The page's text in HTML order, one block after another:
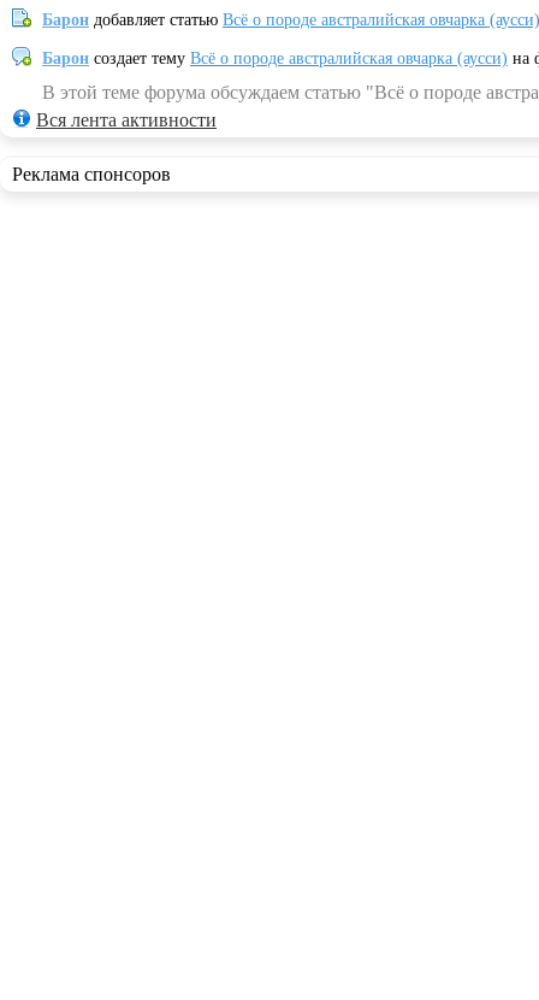
Барон добавляет статью Всё о породе австралийская овчарка (аусси)
Барон создает тему Всё о породе австралийская овчарка (аусси) на
В этой теме форума обсуждаем статью "Всё о породе
Вся лента активности
Реклама спонсоров